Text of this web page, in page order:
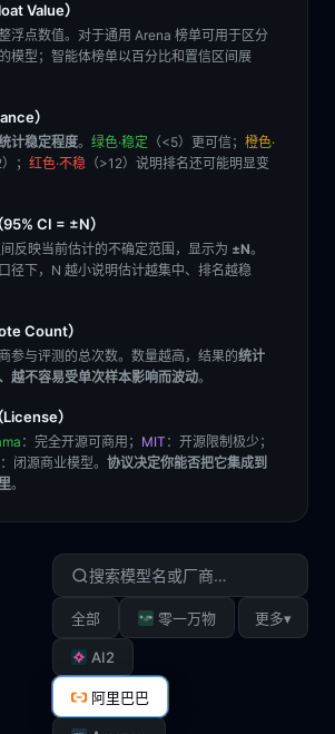
Value）
浮点数值。对于通用 Arena 榜单可用于区分
模型；智能体榜单以百分比和置信区间展
）
计稳定程度。 绿色·稳定 （<5）更可信； 橙色·
； 红色·不稳 （>12）说明排名还可能明显变
CI = ±N）
反映当前估计的不确定范围，显示为 ±N。
径下，N 越小说明估计越集中、排名越稳
Count）
参与评测的总次数。数量越高，结果的统计
越不容易受单次样本影响而波动。
）
：完全开源可商用； MIT ：开源限制极少；
：闭源商业模型。 协议决定你能否把它集成到
。
全部 零一万物
AI2
阿里巴巴
更多▾